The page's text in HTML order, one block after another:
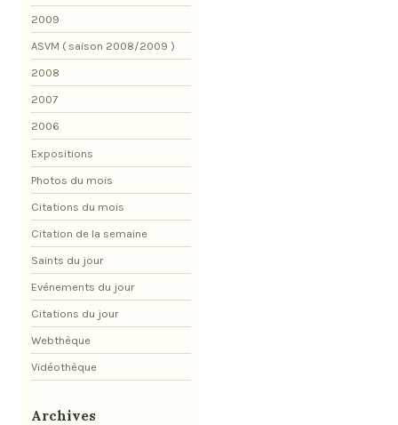
2009
ASVM ( saison 2008/2009 )
2008
2007
2006
Expositions
Photos du mois
Citations du mois
Citation de la semaine
Saints du jour
Evénements du jour
Citations du jour
Webthèque
Vidéothèque
Archives